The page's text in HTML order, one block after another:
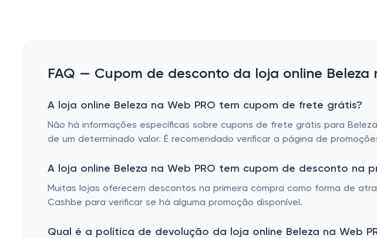
FAQ — Cupom de desconto da loja online Beleza
A loja online Beleza na Web PRO tem cupom de frete grátis?
Não há informações específicas sobre cupons de frete grátis para
de um determinado valor. É recomendado verificar a página de
A loja online Beleza na Web PRO tem cupom de desconto na
Muitas lojas oferecem descontos na primeira compra como forma de
Cashbe para verificar se há alguma promoção disponível.
Qual é a política de devolução da loja online Beleza na Web